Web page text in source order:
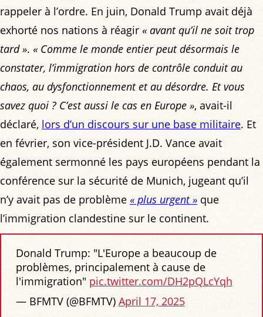
rappeler à l’ordre. En juin, Donald Trump avait déjà
exhorté nos nations à réagir « avant qu’il ne soit trop
tard ». « Comme le monde entier peut désormais le
constater, l’immigration hors de contrôle conduit au
chaos, au dysfonctionnement et au désordre. Et vous
savez quoi ? C’est aussi le cas en Europe », avait-il
déclaré, lors d’un discours sur une base militaire. Et
en février, son vice-président J.D. Vance avait
également sermonné les pays européens pendant la
conférence sur la sécurité de Munich, jugeant qu’il
n’y avait pas de problème « plus urgent » que
l’immigration clandestine sur le continent.
Donald Trump: "L'Europe a beaucoup de
problèmes, principalement à cause de
l'immigration" pic.twitter.com/DH2pQLcYqh
— BFMTV (@BFMTV) April 17, 2025